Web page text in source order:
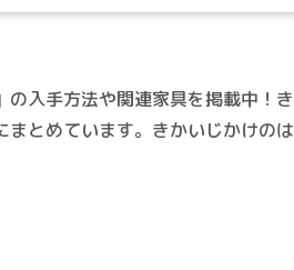
入手方法や関連家具を掲載中！き
とめています。きかいじかけのは